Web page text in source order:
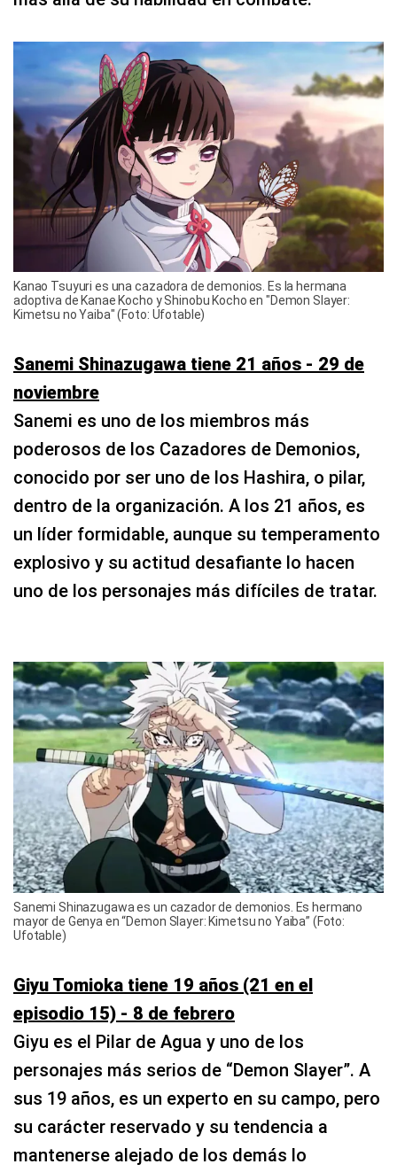
Kanao Tsuyuri es una cazadora de demonios. Es la hermana
adoptiva de Kanae Kocho y Shinobu Kocho en "Demon Slayer:
Kimetsu no Yaiba" (Foto: Ufotable)
Sanemi Shinazugawa tiene 21 años - 29 de
noviembre
Sanemi es uno de los miembros más
poderosos de los Cazadores de Demonios,
conocido por ser uno de los Hashira, o pilar,
dentro de la organización. A los 21 años, es
un líder formidable, aunque su temperamento
explosivo y su actitud desafiante lo hacen
uno de los personajes más difíciles de tratar.
Sanemi Shinazugawa es un cazador de demonios. Es hermano
mayor de Genya en “Demon Slayer: Kimetsu no Yaiba” (Foto:
Ufotable)
Giyu Tomioka tiene 19 años (21 en el
episodio 15) - 8 de febrero
Giyu es el Pilar de Agua y uno de los
personajes más serios de “Demon Slayer”. A
sus 19 años, es un experto en su campo, pero
su carácter reservado y su tendencia a
mantenerse alejado de los demás lo